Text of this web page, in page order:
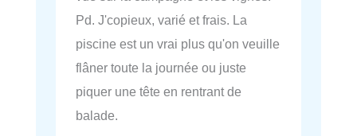
Pd. J'copieux, varié et frais. La
piscine est un vrai plus qu'on veuille
flâner toute la journée ou juste
piquer une tête en rentrant de
balade.